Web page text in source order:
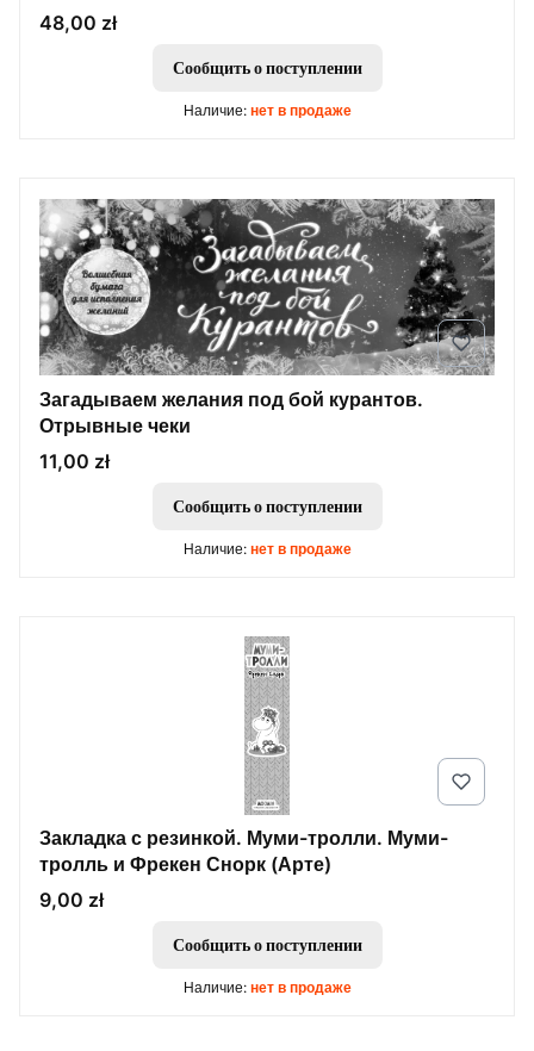
жизни
Цена
48,00 zł
Сообщить о поступлении
Наличие: нет в продаже
Загадываем желания под бой курантов.
Отрывные чеки
Цена
11,00 zł
Сообщить о поступлении
Наличие: нет в продаже
Закладка с резинкой. Муми-тролли. Муми-
тролль и Фрекен Снорк (Арте)
Цена
9,00 zł
Сообщить о поступлении
Наличие: нет в продаже